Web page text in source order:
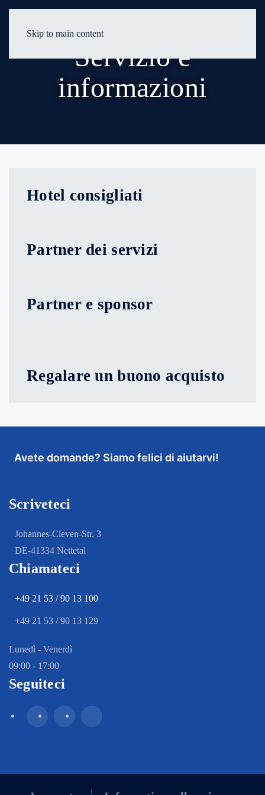
Skip to main content
Servizio e
informazioni
Hotel consigliati
Partner dei servizi
Partner e sponsor
Regalare un buono acquisto
Avete domande? Siamo felici di aiutarvi!
Scriveteci
Johannes-Cleven-Str. 3
DE-41334 Nettetal
Chiamateci
+49 21 53 / 90 13 100
+49 21 53 / 90 13 129
Lunedì - Venerdì
09:00 - 17:00
Seguiteci